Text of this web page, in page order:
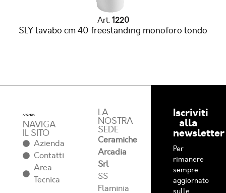
Art. 1220
SLY lavabo cm 40 freestanding monoforo tondo
NAVIGA
IL SITO
Azienda
Contatti
Area
Tecnica
LA
NOSTRA
SEDE
Ceramiche
Arcadia
Srl
SS
Flaminia
Iscriviti
alla
newsletter
Per
rimanere
sempre
aggiornato